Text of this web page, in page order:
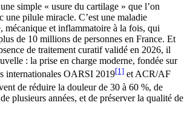
une simple « usure du cartilage » que l’on
une pilule miracle. C’est une maladie
mécanique et inflammatoire à la fois, qui
de 10 millions de personnes en France. Et
de traitement curatif validé en 2026, il
: la prise en charge moderne, fondée sur
internationales OARSI 2019[1] et ACR/AF
de réduire la douleur de 30 à 60 %, de
plusieurs années, et de préserver la qualité de